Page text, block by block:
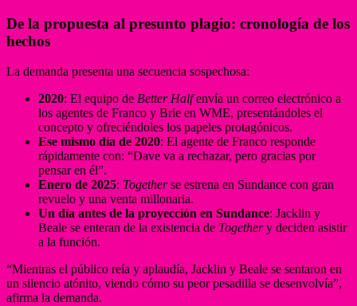
De la propuesta al presunto plagio: cronología de los
hechos
La demanda presenta una secuencia sospechosa:
2020: El equipo de Better Halfenvía un correo electrónico a
los agentes de Franco y Brie en WME, presentándoles el
concepto y ofreciéndoles los papeles protagónicos.
Ese mismo día de 2020: El agente de Franco responde
rápidamente con: “Dave va a rechazar, pero gracias por
pensar en él”.
Enero de 2025: Togetherse estrena en Sundance con gran
revuelo y una venta millonaria.
Un día antes de la proyección en Sundance: Jacklin y
Beale se enteran de la existencia de Togethery deciden asistir
a la función.
“Mientras el público reía y aplaudía, Jacklin y Beale se sentaron en
un silencio atónito, viendo cómo su peor pesadilla se desenvolvía”,
afirma la demanda.